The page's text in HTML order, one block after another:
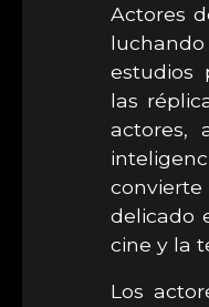
Actores
estudios
las
actores,
delicado
cine y la
Los